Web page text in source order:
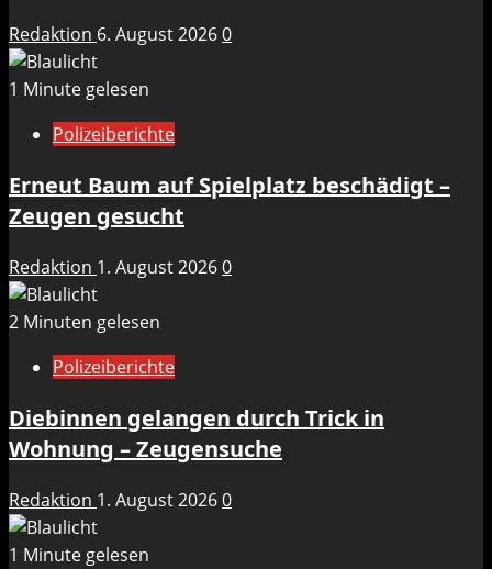
Redaktion 6. August 20260
1 Minute gelesen
Polizeiberichte
Erneut Baum auf Spielplatz beschädigt –
Zeugen gesucht
Redaktion 1. August 20260
2 Minuten gelesen
Polizeiberichte
Diebinnen gelangen durch Trick in
Wohnung – Zeugensuche
Redaktion 1. August 20260
1 Minute gelesen